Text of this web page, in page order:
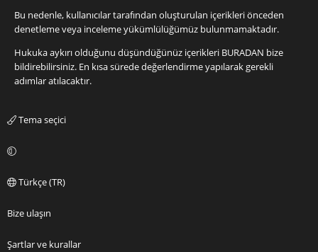
Bu nedenle, kullanıcılar tarafından oluşturulan içerikleri önceden
denetleme veya inceleme yükümlülüğümüz bulunmamaktadır.
Hukuka aykırı olduğunu düşündüğünüz içerikleri BURADAN bize
bildirebilirsiniz. En kısa sürede değerlendirme yapılarak gerekli
adımlar atılacaktır.
Tema seçici
Türkçe (TR)
Bize ulaşın
Şartlar ve kurallar